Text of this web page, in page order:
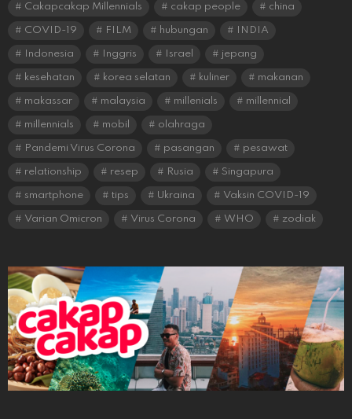
Cakapcakap Millennials cakap people china
COVID-19 FILM hubungan INDIA
Indonesia Inggris Israel jepang
kesehatan korea selatan kuliner makanan
makassar malaysia millenials millennial
millennials mobil olahraga
Pandemi Virus Corona pasangan pesawat
relationship resep Rusia Singapura
smartphone tips Ukraina Vaksin COVID-19
Varian Omicron Virus Corona WHO zodiak